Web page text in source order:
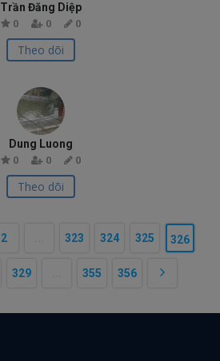
Trần Đăng Diệp
0 0 0
Theo dõi
Dung Luong
0 0 0
Theo dõi
2 323 324 325 326
329 355 356